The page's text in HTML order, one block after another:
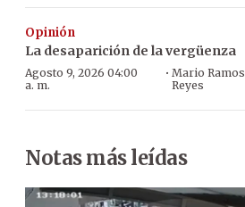
Opinión
La desaparición de la vergüenza
Agosto 9, 2026 04:00
a. m.
· Mario Ramos
Reyes
Notas más leídas